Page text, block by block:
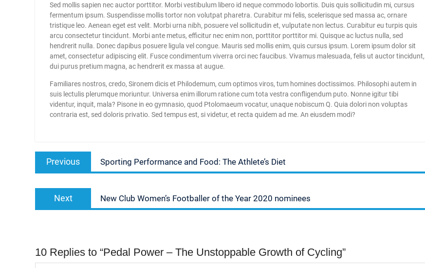
Sed mollis sapien nec auctor porttitor. Morbi vestibulum libero id neque commodo lobortis. Duis quis sollicitudin mi, cursus
fermentum ipsum. Suspendisse mollis tortor non volutpat pharetra. Curabitur mi felis, scelerisque sed massa ac, ornare
tristique leo. Aenean eget est velit. Morbi urna nibh, posuere vel sollicitudin et, vulputate non lectus. Curabitur eu turpis quis
arcu consectetur tincidunt. Morbi ante metus, efficitur nec enim non, porttitor porttitor mi. Quisque ac luctus nulla, sed
hendrerit nulla. Donec dapibus posuere ligula vel congue. Mauris sed mollis enim, quis cursus ipsum. Lorem ipsum dolor sit
amet, consectetur adipiscing elit. Fusce condimentum viverra orci nec faucibus. Vivamus malesuada, felis ut auctor tincidunt,
dui purus pretium magna, ac hendrerit ex massa at augue.
Familiares nostros, credo, Sironem dicis et Philodemum, cum optimos viros, tum homines doctissimos. Philosophi autem in
suis lectulis plerumque moriuntur. Universa enim illorum ratione cum tota vestra confligendum puto. Nonne igitur tibi
videntur, inquit, mala? Pisone in eo gymnasio, quod Ptolomaeum vocatur, unaque nobiscum Q. Quia dolori non voluptas
contraria est, sed doloris privatio. Sed tempus est, si videtur, et recta quidem ad me. An eiusdem modi?
Navigasi
posPrevious
Previous
post:
Sporting Performance and Food: The Athlete’s Diet
Next
post:
New Club Women’s Footballer of the Year 2020 nominees
10 Replies to “Pedal Power – The Unstoppable Growth of Cycling”